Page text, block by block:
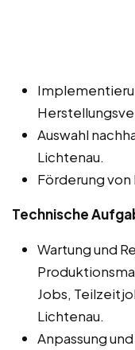
Auswahl
Lichtenau.
Förderung
Technische
Wartung und
Jobs,
Lichtenau.
Anpassung